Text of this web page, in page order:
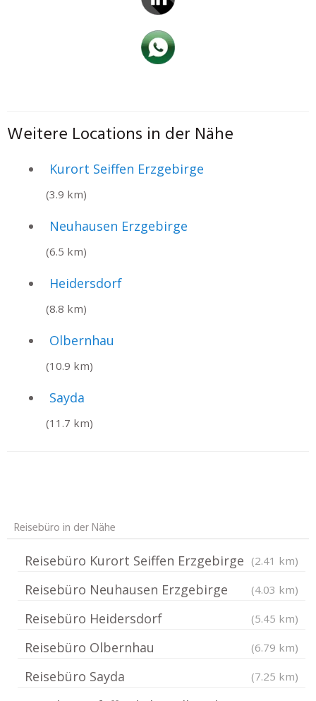
Weitere Locations in der Nähe
Kurort Seiffen Erzgebirge
(3.9 km)
Neuhausen Erzgebirge
(6.5 km)
Heidersdorf
(8.8 km)
Olbernhau
(10.9 km)
Sayda
(11.7 km)
Reisebüro in der Nähe
Reisebüro Kurort Seiffen Erzgebirge (2.41 km)
Reisebüro Neuhausen Erzgebirge (4.03 km)
Reisebüro Heidersdorf (5.45 km)
Reisebüro Olbernhau (6.79 km)
Reisebüro Sayda (7.25 km)